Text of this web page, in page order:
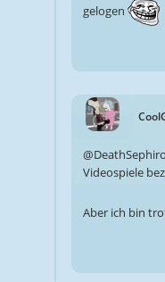
gelogen
Videospiele
Aber ich bin